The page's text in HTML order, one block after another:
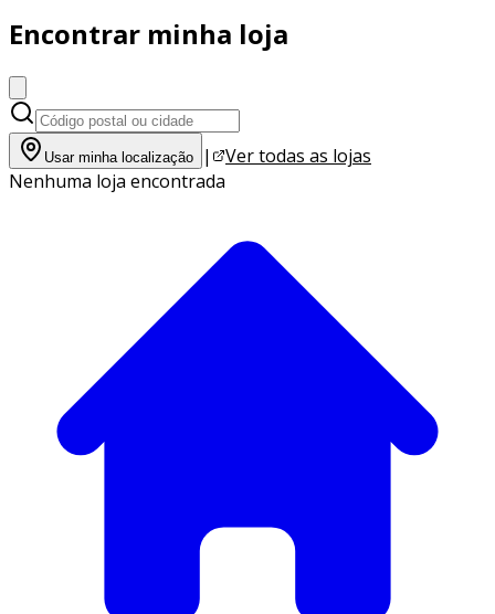
Encontrar minha loja
Usar minha localização |
Ver todas as lojas
Nenhuma loja encontrada